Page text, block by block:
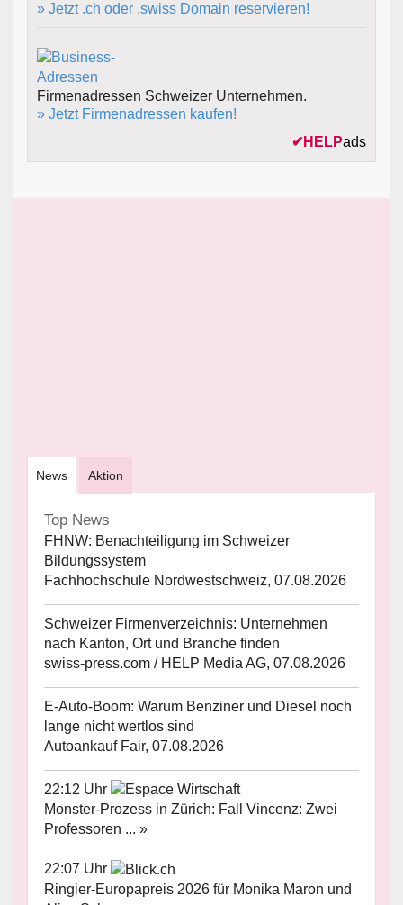
» Jetzt .ch oder .swiss Domain reservieren!
Firmenadressen Schweizer Unternehmen.
» Jetzt Firmenadressen kaufen!
✔ HELPads
News Aktion
Top News
FHNW: Benachteiligung im Schweizer
Bildungssystem
Fachhochschule Nordwestschweiz, 07.08.2026
Schweizer Firmenverzeichnis: Unternehmen
nach Kanton, Ort und Branche finden
swiss-press.com / HELP Media AG, 07.08.2026
E-Auto-Boom: Warum Benziner und Diesel noch
lange nicht wertlos sind
Autoankauf Fair, 07.08.2026
22:12 Uhr
Monster-Prozess in Zürich: Fall Vincenz: Zwei
Professoren ... »
22:07 Uhr
Ringier-Europapreis 2026 für Monika Maron und